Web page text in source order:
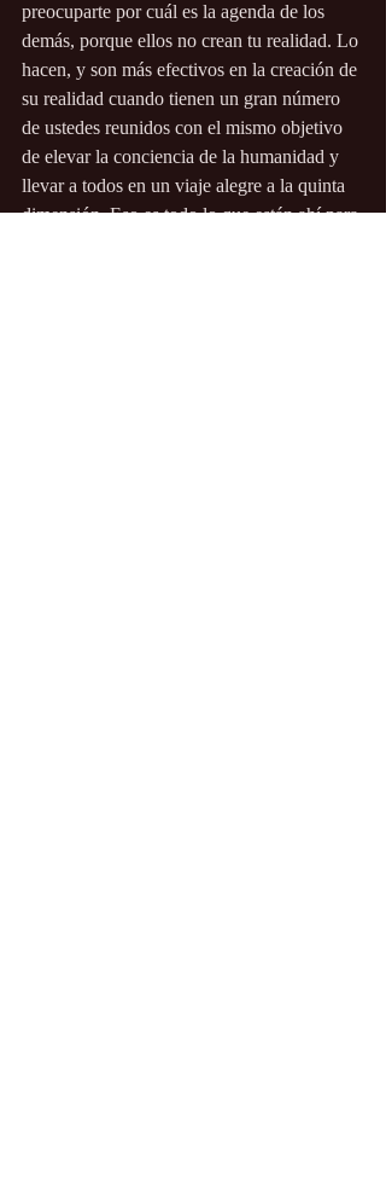
preocuparte por cuál es la agenda de los
demás, porque ellos no crean tu realidad. Lo
hacen, y son más efectivos en la creación de
su realidad cuando tienen un gran número
de ustedes reunidos con el mismo objetivo
de elevar la conciencia de la humanidad y
llevar a todos en un viaje alegre a la quinta
dimensión. Eso es todo lo que están ahí para